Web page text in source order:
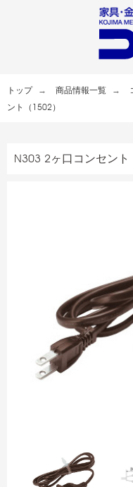
トップ 商品情報一覧
ント（1502）
N303 2ヶ口コンセント